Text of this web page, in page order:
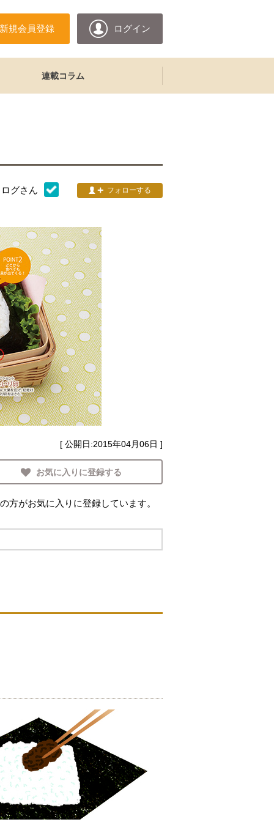
新規会員登録 ログイン
連載コラム
グさん フォローする
[ 公開日:2015年04月06日 ]
お気に入りに登録する
の方がお気に入りに登録しています。